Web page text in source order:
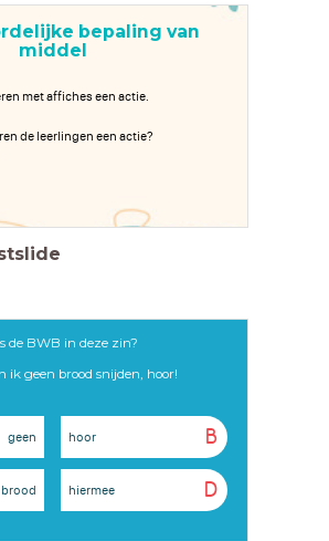
bepaling van
middel
met affiches een actie.
de leerlingen een actie?
de BWB in deze zin?
ik geen brood snijden, hoor!
geen B
hoor
D
hiermee